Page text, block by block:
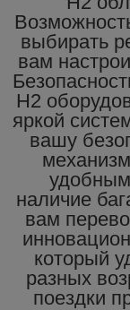
выбирать
вам
H2
яркой
вашу
наличие
вам
который
разных
поездки